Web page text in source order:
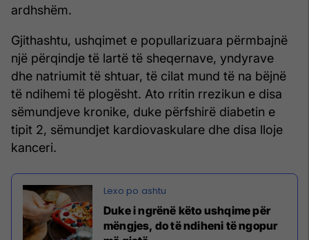
ardhshëm.
Gjithashtu, ushqimet e popullarizuara përmbajnë
një përqindje të lartë të sheqernave, yndyrave
dhe natriumit të shtuar, të cilat mund të na bëjnë
të ndihemi të plogësht. Ato rritin rrezikun e disa
sëmundjeve kronike, duke përfshirë diabetin e
tipit 2, sëmundjet kardiovaskulare dhe disa lloje
kanceri.
Duke i ngrënë këto ushqime për
mëngjes, do të ndiheni të ngopur